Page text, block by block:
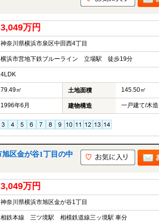
3,049万円
神奈川県横浜市泉区中田西4丁目
横浜市営地下鉄ブルーライン 立場駅 徒歩19分
4LDK
79.49㎡ 土地面積 145.50㎡
1996年6月 建物構造 一戸建て/木造
区金が谷1丁目の中
3,049万円
神奈川県横浜市旭区金が谷1丁目
相鉄本線 三ツ境駅 相模鉄道線三ッ境駅 車分